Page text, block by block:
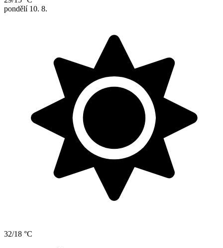
pondělí 10. 8.
32/18 °C